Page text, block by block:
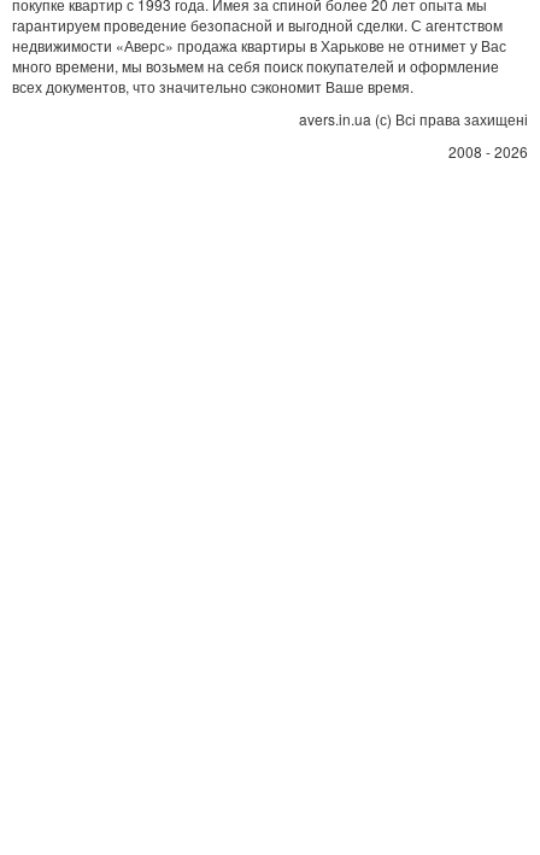
покупке квартир с 1993 года. Имея за спиной более 20 лет опыта мы
гарантируем проведение безопасной и выгодной сделки. С агентством
недвижимости «Аверс» продажа квартиры в Харькове не отнимет у Вас
много времени, мы возьмем на себя поиск покупателей и оформление
всех документов, что значительно сэкономит Ваше время.
avers.in.ua (с) Всі права захищені
2008 - 2026